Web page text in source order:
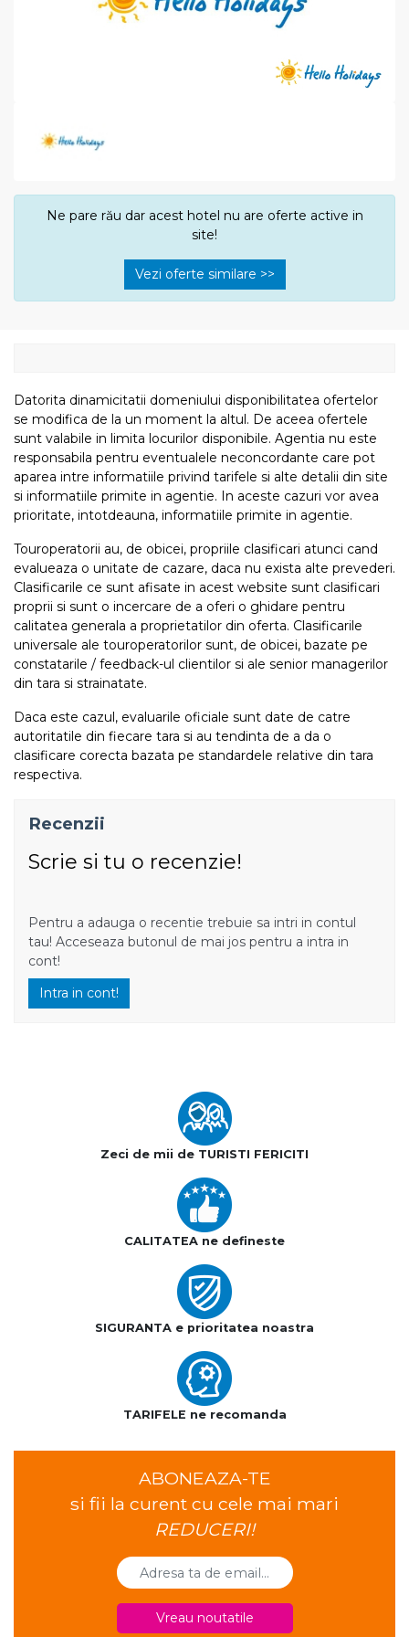
Ne pare rău dar acest hotel nu are oferte active in
site!
Vezi oferte similare >>
Datorita dinamicitatii domeniului disponibilitatea ofertelor
se modifica de la un moment la altul. De aceea ofertele
sunt valabile in limita locurilor disponibile. Agentia nu este
responsabila pentru eventualele neconcordante care pot
aparea intre informatiile privind tarifele si alte detalii din site
si informatiile primite in agentie. In aceste cazuri vor avea
prioritate, intotdeauna, informatiile primite in agentie.
Touroperatorii au, de obicei, propriile clasificari atunci cand
evalueaza o unitate de cazare, daca nu exista alte prevederi.
Clasificarile ce sunt afisate in acest website sunt clasificari
proprii si sunt o incercare de a oferi o ghidare pentru
calitatea generala a proprietatilor din oferta. Clasificarile
universale ale touroperatorilor sunt, de obicei, bazate pe
constatarile / feedback-ul clientilor si ale senior managerilor
din tara si strainatate.
Daca este cazul, evaluarile oficiale sunt date de catre
autoritatile din fiecare tara si au tendinta de a da o
clasificare corecta bazata pe standardele relative din tara
respectiva.
Recenzii
Scrie si tu o recenzie!
Pentru a adauga o recentie trebuie sa intri in contul
tau! Acceseaza butonul de mai jos pentru a intra in
cont!
Intra in cont!
Zeci de mii de TURISTI FERICITI
CALITATEA ne defineste
SIGURANTA e prioritatea noastra
TARIFELE ne recomanda
ABONEAZA-TE
si fii la curent cu cele mai mari
REDUCERI!
Vreau noutatile